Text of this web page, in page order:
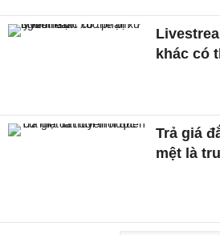
khác có
Trả giá
mệt là